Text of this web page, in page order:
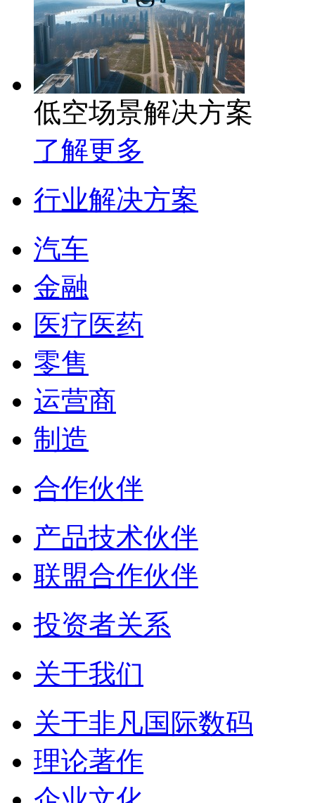
低空场景解决方案
了解更多
行业解决方案
汽车
金融
医疗医药
零售
运营商
制造
合作伙伴
产品技术伙伴
联盟合作伙伴
投资者关系
关于我们
关于非凡国际数码
理论著作